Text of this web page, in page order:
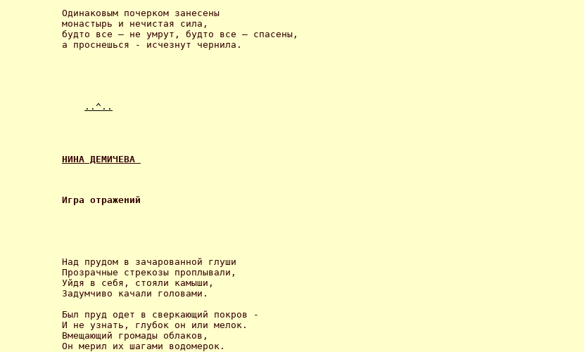
Одинаковым почерком занесены
монастырь и нечистая сила,
будто все – не умрут, будто все – спасены,
а проснешься - исчезнут чернила.
..^..
НИНА ДЕМИЧЕВА
Игра отражений
Над прудом в зачарованной глуши
Прозрачные стрекозы проплывали,
Уйдя в себя, стояли камыши,
Задумчиво качали головами.
Был пруд одет в сверкающий покров -
И не узнать, глубок он или мелок.
Вмещающий громады облаков,
Он мерил их шагами водомерок.